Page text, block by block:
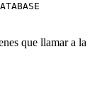
que llamar a la